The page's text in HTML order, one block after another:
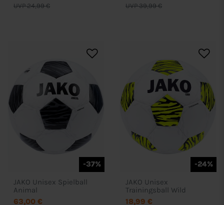
UVP 24,99 € UVP 39,99 €
-37%
JAKO Unisex Spielball
Animal
63,00 €
-24%
JAKO Unisex
Trainingsball Wild
18,99 €